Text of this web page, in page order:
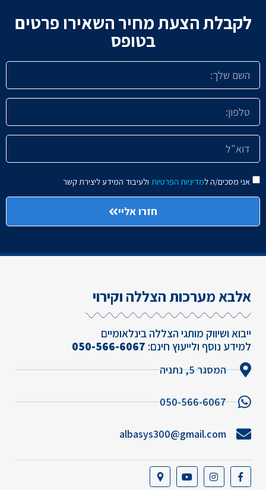
לקבלת הצעת מחיר השאירו פרטים
בטופס
אני מסכים/ה למדיניות הפרטיות ולעיבוד המידע ליצירת קשר
חזרו אליי
אלבא מערכות הצללה וקירוי
ייבוא ושיווק מותגי הצללה בינלאומיים
למידע נוסף ולייעוץ חינם: 050-566-6067
המסגר 5, נתניה
050-566-6067
albasys300@gmail.com